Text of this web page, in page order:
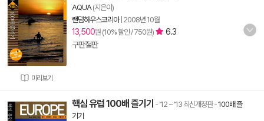
미리보기
AQUA(지은이)
랜덤하우스코리아| 2008년 10월
13,500원 (10% 할인 / 750원)
6.3
구판절판
핵심 유럽 100배 즐기기 - '12 ~ '13 최신개정판-100배 즐
기기